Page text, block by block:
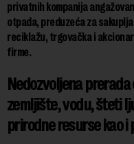
privatnih kompanija
otpada, preduzeća za
reciklažu, trgovačka i
firme.
Nedozvoljena
zemljište, vodu, šteti
prirodne resurse kao i